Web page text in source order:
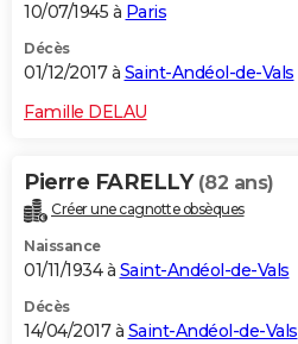
10/07/1945 à Paris
Décès
01/12/2017 à Saint-Andéol-de-Vals
Famille DELAU
Pierre FARELLY (82 ans)
Créer une cagnotte obsèques
Naissance
01/11/1934 à Saint-Andéol-de-Vals
Décès
14/04/2017 à Saint-Andéol-de-Vals